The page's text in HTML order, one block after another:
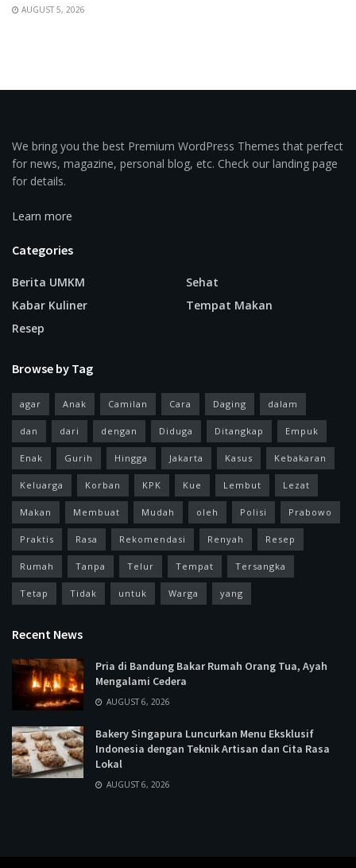
AUGUST 5, 2026
We bring you the best Premium WordPress Themes that perfect
for news, magazine, personal blog, etc. Check our landing page
for details.
Learn more
Categories
Berita UMKM
Kabar Kuliner
Resep
Sehat
Tempat Makan
Browse by Tag
agar Anak Camilan Cara Daging dalam
dan dari dengan Diduga Ditangkap Empuk
Enak Gurih Hingga Jakarta Kasus Kebakaran
Keluarga Korban KPK Kue Lembut Lezat
Makan Membuat Mudah oleh Polisi Prabowo
Praktis Rasa Rekomendasi Renyah Resep
Rumah Tanpa Telur Tempat Tersangka
Tetap Tidak untuk Warga yang
Recent News
Pria di Bandung Bakar Rumah Orang Tua, Ayah
Mengalami Cedera
AUGUST 6, 2026
Bakery Singapura Luncurkan Menu Eksklusif
Indonesia dengan Teknik Artisan dan Cita Rasa
Lokal
AUGUST 6, 2026